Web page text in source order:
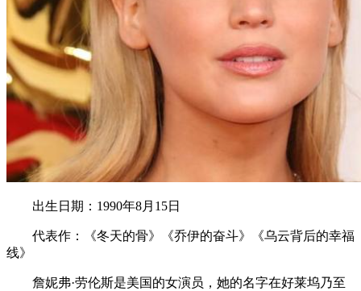
出生日期：1990年8月15日
代表作：《冬天的骨》《乔伊的奋斗》《乌云背后的幸福
线》
詹妮弗·劳伦斯是美国的女演员，她的名字在好莱坞乃至